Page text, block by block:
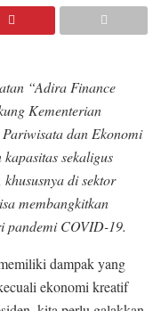
“Adira Finance
Kementerian
dan Ekonomi
sekaligus
di sektor
membangkitkan
pandemi COVID-19.
dampak yang
ekonomi kreatif